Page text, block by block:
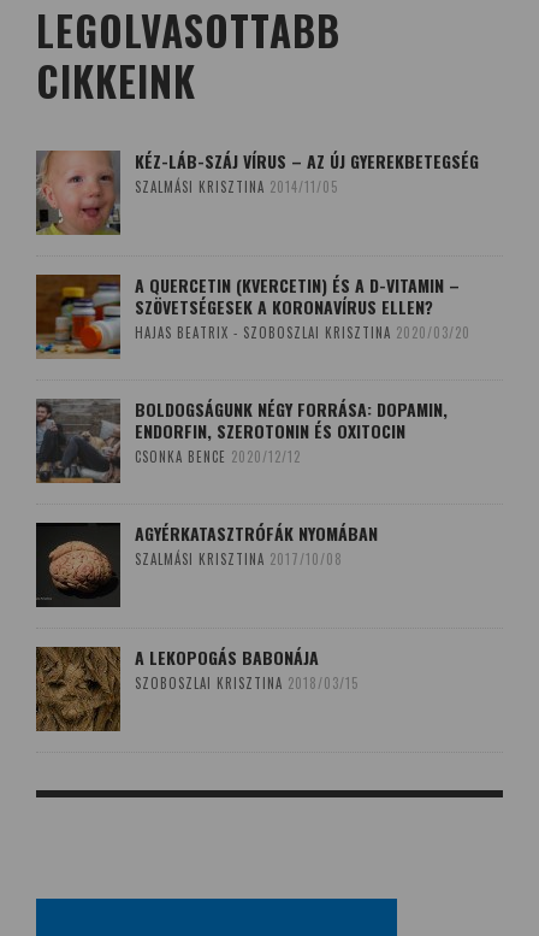
LEGOLVASOTTABB
CIKKEINK
KÉZ-LÁB-SZÁJ VÍRUS – AZ ÚJ GYEREKBETEGSÉG
SZALMÁSI KRISZTINA 2014/11/05
A QUERCETIN (KVERCETIN) ÉS A D-VITAMIN –
SZÖVETSÉGESEK A KORONAVÍRUS ELLEN?
HAJAS BEATRIX - SZOBOSZLAI KRISZTINA 2020/03/20
BOLDOGSÁGUNK NÉGY FORRÁSA: DOPAMIN,
ENDORFIN, SZEROTONIN ÉS OXITOCIN
CSONKA BENCE 2020/12/12
AGYÉRKATASZTRÓFÁK NYOMÁBAN
SZALMÁSI KRISZTINA 2017/10/08
A LEKOPOGÁS BABONÁJA
SZOBOSZLAI KRISZTINA 2018/03/15